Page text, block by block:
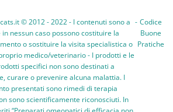
© 2012 - 2022 - I contenuti sono a
nessun caso possono costituire la
o sostituire la visita specialistica o
medico/veterinario - I prodotti e le
specifici non sono destinati a
curare o prevenire alcuna malattia. I
presentati sono rimedi di terapia
sono scientificamente riconosciuti. In
- Codice
Buone
Pratiche